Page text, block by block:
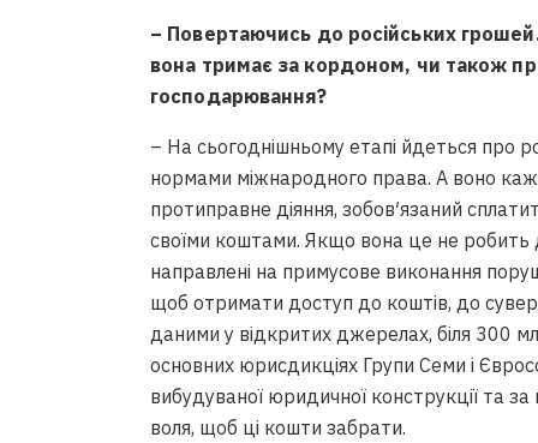
– Повертаючись до російських
вона тримає за кордоном, чи також про
господарювання?
– На сьогоднішньому етапі йдеться про
нормами міжнародного права. А воно
протиправне діяння, зобов′язаний
своїми коштами. Якщо вона це не робить
направлені на примусове виконання
щоб отримати доступ до коштів, до
даними у відкритих джерелах, біля 300
основних юрисдикціях Групи Семи і
вибудуваної юридичної конструкції та
воля, щоб ці кошти забрати.